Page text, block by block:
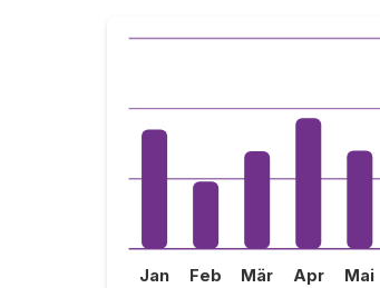
Jan Feb Mär Apr Mai